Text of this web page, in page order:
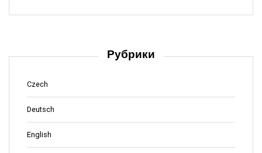
Рубрики
Czech
Deutsch
English